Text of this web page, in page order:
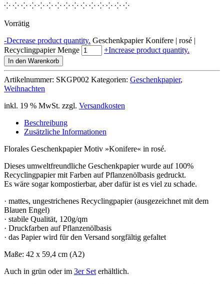
⁘ ⁘ ⁘ ⁘ ⁘ ⁘ ⁘ ⁘ ⁘ ⁘ ⁘ ⁘ ⁘ ⁘ ⁘
Vorrätig
-Decrease product quantity. Geschenkpapier Konifere | rosé |
Recyclingpapier Menge
+Increase product quantity.
In den Warenkorb
Artikelnummer: SKGP002 Kategorien: Geschenkpapier,
Weihnachten
inkl. 19 % MwSt. zzgl. Versandkosten
Beschreibung
Zusätzliche Informationen
Florales Geschenkpapier Motiv »Konifere« in rosé.
Dieses umweltfreundliche Geschenkpapier wurde auf 100%
Recyclingpapier mit Farben auf Pflanzenölbasis gedruckt.
Es wäre sogar kompostierbar, aber dafür ist es viel zu schade.
· mattes, ungestrichenes Recyclingpapier (ausgezeichnet mit dem
Blauen Engel)
· stabile Qualität, 120g/qm
· Druckfarben auf Pflanzenölbasis
· das Papier wird für den Versand sorgfältig gefaltet
Maße: 42 x 59,4 cm (A2)
Auch in grün oder im 3er Set erhältlich.